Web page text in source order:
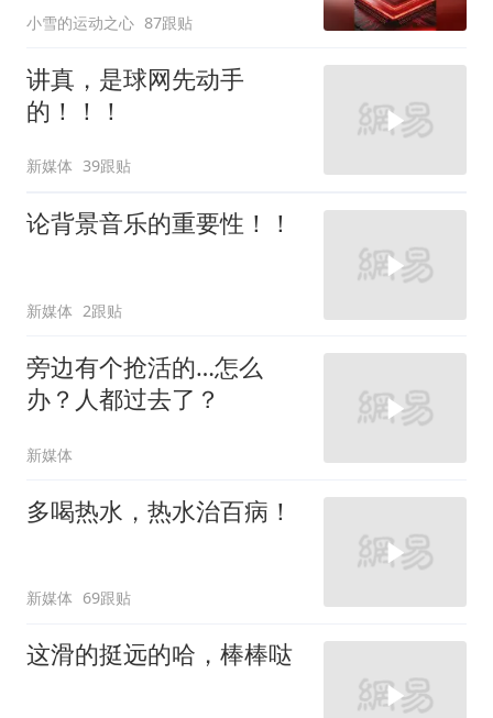
小雪的运动之心 87跟贴
讲真，是球网先动手
的！！！
新媒体 39跟贴
论背景音乐的重要性！！
新媒体 2跟贴
旁边有个抢活的…怎么
办？人都过去了？
新媒体
多喝热水，热水治百病！
新媒体 69跟贴
这滑的挺远的哈，棒棒哒